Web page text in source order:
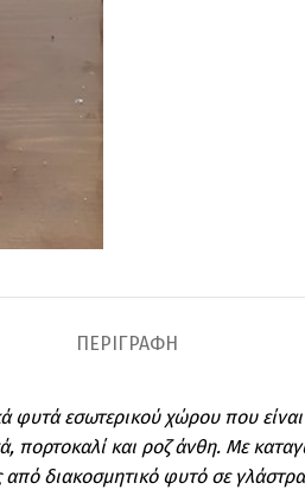
ΠΕΡΙΓΡΑΦΉ
εσωτερικού χώρου που
πορτοκαλί και ροζ άνθη. Με
διακοσμητικό φυτό σε